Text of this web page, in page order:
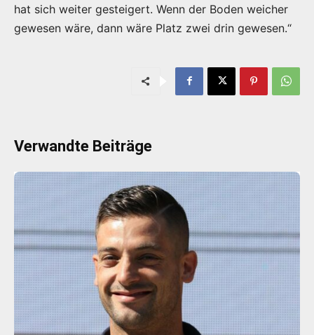
hat sich weiter gesteigert. Wenn der Boden weicher
gewesen wäre, dann wäre Platz zwei drin gewesen.“
Verwandte Beiträge